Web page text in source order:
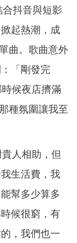
抖音與短影
起熱潮，成
曲。歌曲意外
「 剛發完
時候夜店擠滿
種氛圍讓我至
人相助，但
生活費，我
幫多少算多
候很窮，有
，我們也一